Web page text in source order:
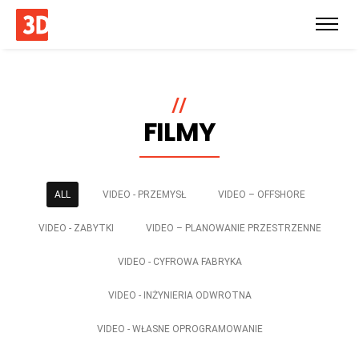
//
FILMY
ALL VIDEO - PRZEMYSŁ VIDEO – OFFSHORE
VIDEO - ZABYTKI VIDEO – PLANOWANIE PRZESTRZENNE
VIDEO - CYFROWA FABRYKA
VIDEO - INŻYNIERIA ODWROTNA
VIDEO - WŁASNE OPROGRAMOWANIE